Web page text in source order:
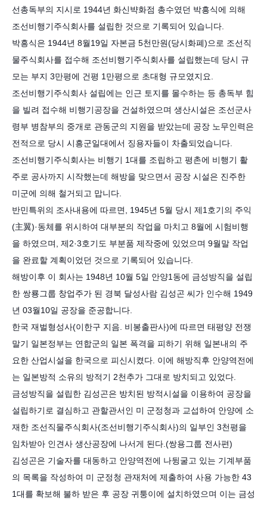
선총독부의 지시로 1944년 화신뱍화점 총수였던 박흥식에 의해
조선비행기주식회사를 설립한 것으로 기록되어 있습니다.
박흥식은 1944년 8월19일 자본금 5천만원(당시화폐)으로 조선직
물주식회사를 접수해 조선비행기주식회사를 설립했는데 당시 규
모는 부지 3만평에 건평 1만평으로 초대형 규모였지요.
조선비행기주식회사 설립에는 인근 토지를 몰수하는 등 총독부 힘
을 빌려 접수해 비행기공장을 건설하였으며 생산시설은 조선군사
령부 병참부의 중개로 관동군의 지원을 받았는데 공장 노무인력은
전적으로 당시 시흥군일대에서 징용자들이 차출되었습니다.
조선비행기주식회사는 비행기 1대를 조립하고 평촌에 비행기 활
주로 공사까지 시작했는데 해방을 맞으면서 공장 시설은 진주한
미군에 의해 철거되고 맙니다.
반민특위의 조사내용에 따르면, 1945년 5월 당시 제1호기의 주익
(主翼)·동체를 위시하여 대부분의 작업을 마치고 8월에 시험비행
을 하였으며, 제2·3호기도 부분품 제작중에 있었으며 9월말 작업
을 완료할 계획이었던 것으로 기록되어 있습니다.
해방이후 이 회사는 1948년 10월 5일 안양1동에 금성방직을 설립
한 쌍룡그룹 창업주가 된 경북 달성사람 김성곤 씨가 인수해 1949
년 03월10일 공장을 준공합니다.
한국 재벌형성사(이한구 지음. 비봉출판사)에 따르면 태평양 전쟁
말기 일본정부는 연합군의 일본 폭격을 피하기 위해 일본내의 주
요한 산업시설을 한국으로 피신시켰다. 이에 해방직후 안양역전에
는 일본방적 소유의 방적기 2천추가 그대로 방치되고 있었다.
금성방직을 설립한 김성곤은 방치된 방적시설을 이용하여 공장을
설립하기로 결심하고 관할관서인 미 군정청과 교섭하여 안양에 소
재한 조선직물주식회사(조선비행기주식회사)의 일부인 3천평을
임차받아 인견사 생산공장에 나서게 된다.(쌍용그룹 전사편)
김성곤은 기술자를 대동하고 안양역전에 나뒹굴고 있는 기계부품
의 목록을 작성하여 미 군정청 관재처에 제출하여 사용 가능한 43
1대를 확보해 불하 받은 후 공장 귀퉁이에 설치하였으며 이는 금성